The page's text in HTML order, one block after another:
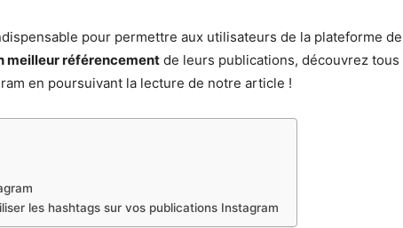
pour permettre aux utilisateurs de la plateforme de
meilleur référencement de leurs publications, découvrez tous
en poursuivant la lecture de notre article !
les hashtags sur vos publications Instagram